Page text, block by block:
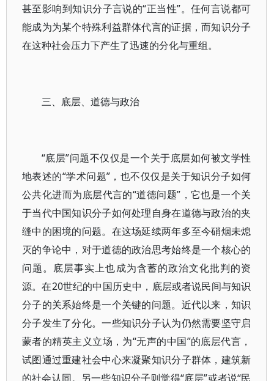
甚至影响到知识分子言说的“正当性”。任何言说都可
能成为为某个特殊利益群体代言的证据，而知识分子
在这种社会压力下产生了迅速的分化与重组。
三、底层、道德与政治
“底层”问题不仅仅是一个关于底层如何被文学性
地表述的“学术问题”，也不仅仅是关于知识分子如何
公共化进而为底层代言的“道德问题”，它也是一个关
于当代中国知识分子如何处理自身在道德与政治的夹
缝中的困境的问题。在这场延续两年多至今硝烟未熄
灭的争论中，对于道德的政治思考始终是一个核心的
问题。底层事实上也成为含蓄的政治文化批判的资
源。在20世纪的中国历史中，底层或者说民间与知识
分子的关系始终是一个关键的问题。近代以来，知识
分子发生了分化。一些知识分子认为仍然需要坚守启
蒙者的精英主义立场，为“无声的中国”的底层代言，
试图通过重建社会中心来凝聚知识分子群体，建筑新
的社会认同。另一些知识分子则觉得“底层”或者说“民